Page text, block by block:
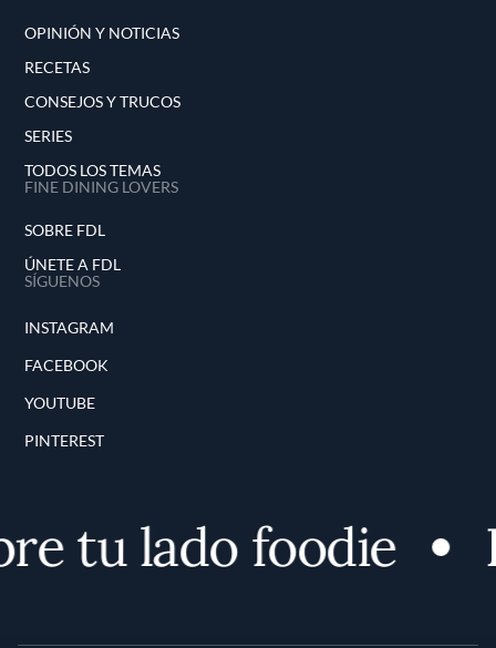
OPINIÓN Y NOTICIAS
RECETAS
CONSEJOS Y TRUCOS
SERIES
TODOS LOS TEMAS
FINE DINING LOVERS
SOBRE FDL
ÚNETE A FDL
SÍGUENOS
INSTAGRAM
FACEBOOK
YOUTUBE
PINTEREST
tu lado foodie